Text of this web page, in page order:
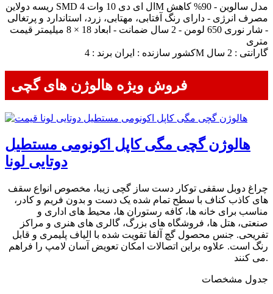
ریسه دولاین SMD ال ای دی 10 وات 4M مدل سالوین - 90% کاهش
مصرف انرژی - دارای رنگ آفتابی، مهتابی، زرد، استاندارد و پرتغالی
- شار نوری 650 لومن - 2 سال ضمانت - ابعاد 18 × 8 میلیمتر قیمت
متری
کشور سازنده : ایران برند : 4M گارانتی : 2 سال
فروش ویژه هالوژن های گچی
هالوژن گچی مگی کاپل اکونومی مستطیل
دوتایی لونا
چراغ دوبل سقفی توکار دست ساز گچی زیبا، مخصوص انواع سقف
های کاذب کناف با سطح تمام شده یک دست و بدون فریم و کادر،
مناسب برای خانه ها، کافه رستوران ها، محیط های اداری و
صنعتی، هتل ها، فروشگاه های بزرگ، گالری های هنری و مراکز
تفریحی. جنس محصول گچ آلفا تقویت شده با الیاف پلیمری و قابل
رنگ است. علاوه براین اتصالات امکان تعویض آسان لامپ را فراهم
می کنند.
جدول مشخصات